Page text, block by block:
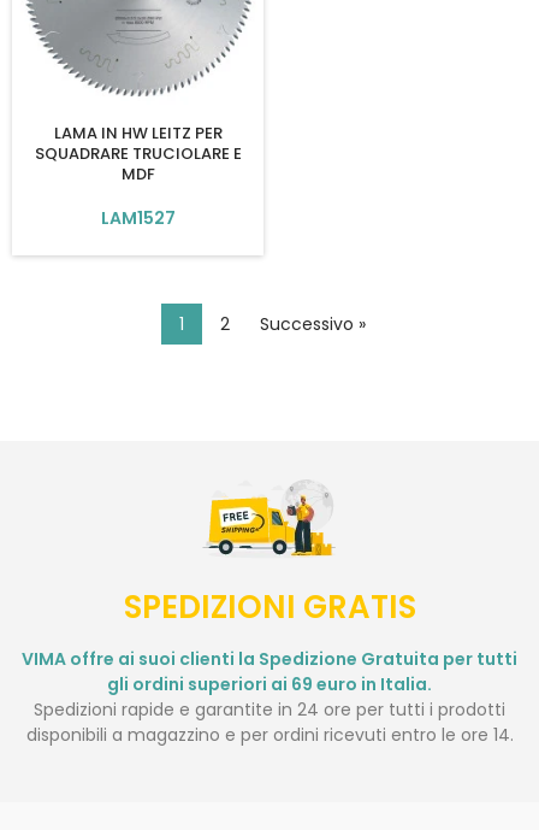
LAMA IN HW LEITZ PER
SQUADRARE TRUCIOLARE E
MDF
LAM1527
1 2 Successivo »
SPEDIZIONI GRATIS
VIMA offre ai suoi clienti la Spedizione Gratuita per tutti
gli ordini superiori ai 69 euro in Italia.
Spedizioni rapide e garantite in 24 ore per tutti i prodotti
disponibili a magazzino e per ordini ricevuti entro le ore 14.